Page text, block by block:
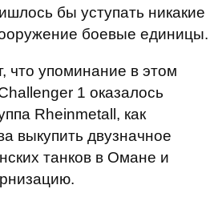
бы уступать никакие
боевые единицы.
что упоминание в этом
1 оказалось
Rheinmetall, как
выкупить двузначное
танков в Омане и